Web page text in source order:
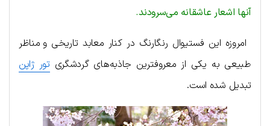
آنها اشعار عاشقانه می‌سرودند.
امروزه این فستیوال رنگارنگ در کنار معابد تاریخی و مناظر
طبیعی به یکی از معروفترین جاذبه‌های گردشگری تور ژاپن
تبدیل شده است.